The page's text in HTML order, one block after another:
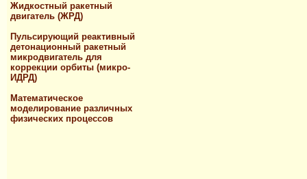
Жидкостный ракетный
двигатель (ЖРД)
Пульсирующий реактивный
детонационный ракетный
микродвигатель для
коррекции орбиты (микро-
ИДРД)
Математическое
моделирование различных
физических процессов